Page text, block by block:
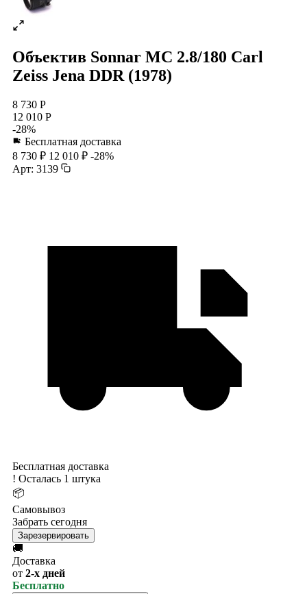
Объектив Sonnar МС 2.8/180 Carl
Zeiss Jena DDR (1978)
8 730 Р
12 010 Р
-28%
Бесплатная доставка
8 730 ₽ 12 010 ₽ -28%
Арт: 3139
Бесплатная доставка
! Осталась 1 штука
📦
Самовывоз
Забрать сегодня
Зарезервировать
🚚
Доставка
от 2-х дней
Бесплатно